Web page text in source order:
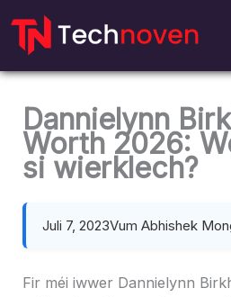
Wiessel
Inhalt
Dannielynn
Worth 2026:
si wierklech?
Juli 7, 2023Vum Abhishek
Fir méi iwwer Dannielynn